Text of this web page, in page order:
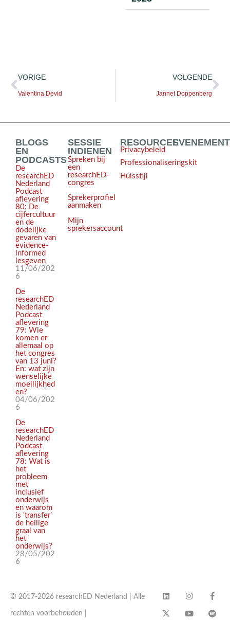
VORIGE
Valentina Devid
VOLGENDE
Jannet Doppenberg
BLOGS
EN
PODCASTS
De
researchED
Nederland
Podcast
aflevering
80: De
cijfercultuur
en de
dodelijke
gevaren van
evidence-
informed
lesgeven
11/06/202
6
De
researchED
Nederland
Podcast
aflevering
79: Wie
komen er
allemaal op
het congres
van 13 juni?
En: wat zijn
wenselijke
moeilijkhed
en?
04/06/202
6
De
researchED
Nederland
Podcast
aflevering
78: Wat is
het
probleem
met
inclusief
onderwijs
en waarom
is ‘transfer’
de heilige
graal van
het
onderwijs?
28/05/202
6
SESSIE
INDIENEN
Spreken bij
een
researchED-
congres
Sprekerprofiel
aanmaken
Mijn
sprekersaccount
RESOURCES
Privacybeleid
Professionaliseringskit
Huisstijl
© 2017-2026 researchED Nederland | Alle
rechten voorbehouden |